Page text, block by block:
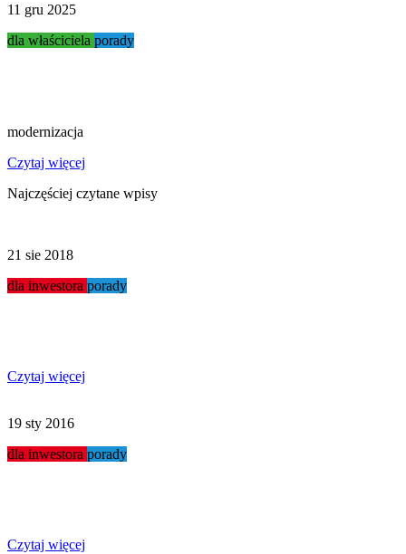
11 gru 2025
dla właściciela porady
modernizacja
Czytaj więcej
Najczęściej czytane wpisy
21 sie 2018
dla inwestora porady
Czytaj więcej
19 sty 2016
dla inwestora porady
Czytaj więcej